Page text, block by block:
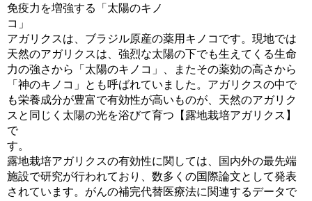
免疫力を増強する「太陽のキノ
コ
アガリクスは、ブラジル原産の薬用キノコです。現地では
天然のアガリクスは、強烈な太陽の下でも生えてくる生命
力の強さから「太陽のキノコ」、またその薬効の高さから
「神のキノコ」とも呼ばれていました。アガリクスの中で
も栄養成分が豊富で有効性が高いものが、天然のアガリク
スと同じく太陽の光を浴びて育つ【露地栽培アガリクス】
で
す
露地栽培アガリクスの有効性に関しては、国内外の最先端
施設で研究が行われており、数多くの国際論文として発表
されています。がんの補完代替医療法に関連するデータで